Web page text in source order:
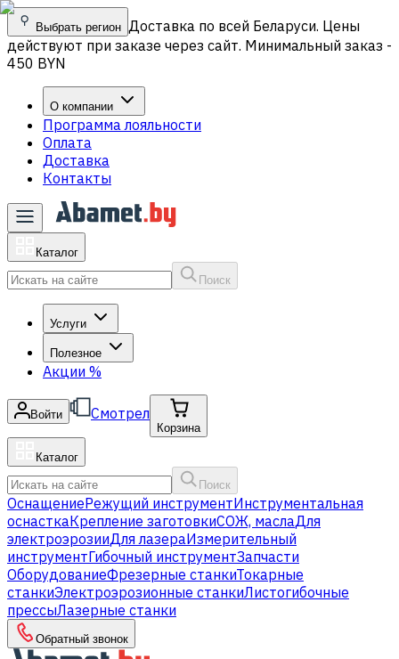
Выбрать регион Доставка по всей Беларуси. Цены
действуют при заказе через сайт. Минимальный заказ -
450 BYN
О компании
Программа лояльности
Оплата
Доставка
Контакты
Каталог
Поиск
Услуги
Полезное
Акции %
Войти Смотрел
Корзина
Каталог
Поиск
ОснащениеРежущий инструментИнструментальная
оснасткаКрепление заготовкиСОЖ, маслаДля
электроэрозииДля лазераИзмерительный
инструментГибочный инструментЗапчасти
ОборудованиеФрезерные станкиТокарные
станкиЭлектроэрозионные станкиЛистогибочные
прессыЛазерные станки
Обратный звонок